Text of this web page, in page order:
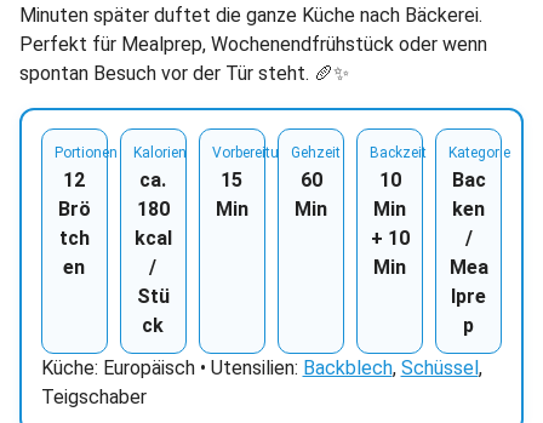
Minuten später duftet die ganze Küche nach Bäckerei.
Perfekt für Mealprep, Wochenendfrühstück oder wenn
spontan Besuch vor der Tür steht. 🥖✨
Portionen
12
Brö
tch
en
Kalorien
ca.
180
kcal
/
Stü
ck
Vorbereitung
15
Min
Gehzeit
60
Min
Backzeit
10
Min
+ 10
Min
Kategorie
Bac
ken
/
Mea
lpre
p
Küche: Europäisch • Utensilien: Backblech, Schüssel,
Teigschaber